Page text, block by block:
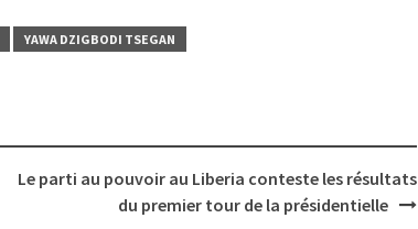
YAWA DZIGBODI TSEGAN
Le parti au pouvoir au Liberia conteste les résultats
du premier tour de la présidentielle